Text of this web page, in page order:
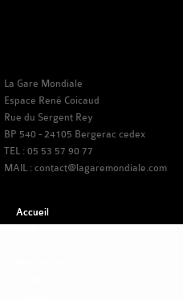
La Gare Mondiale
Espace René Coicaud
Rue du Sergent Rey
BP 540 - 24105 Bergerac cedex
TEL : 05 53 57 90 77
MAIL : contact@lagaremondiale.com
Accueil